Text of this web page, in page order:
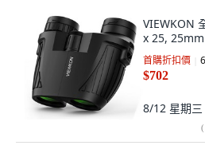
VIEWKON
x 25, 25mm
首購折扣價
$702
8/12 星期三
(